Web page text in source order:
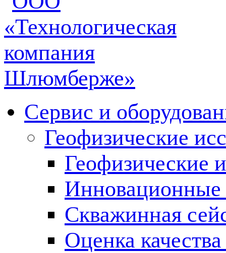
Сервис и
Геофизические
Геофизические
Инновационные
Скважинная
Оценка